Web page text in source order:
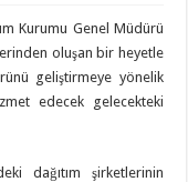
Kurumu Genel Müdürü
oluşan bir heyetle
geliştirmeye yönelik
edecek gelecekteki
dağıtım şirketlerinin